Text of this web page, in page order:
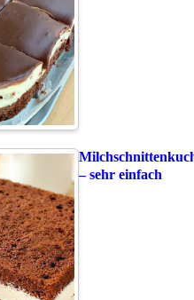
– sehr einfach